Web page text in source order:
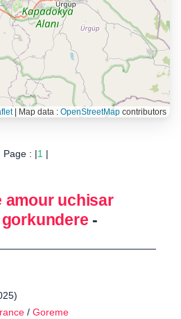
Map data : OpenStreetMapcontributors
Page : |1|
amour uchisar
-
/ Goreme